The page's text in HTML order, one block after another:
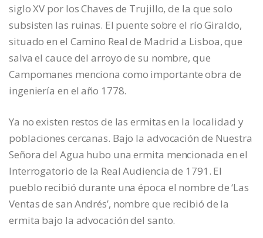
siglo XV por los Chaves de Trujillo, de la que solo
subsisten las ruinas. El puente sobre el río Giraldo,
situado en el Camino Real de Madrid a Lisboa, que
salva el cauce del arroyo de su nombre, que
Campomanes menciona como importante obra de
ingeniería en el año 1778.
Ya no existen restos de las ermitas en la localidad y
poblaciones cercanas. Bajo la advocación de Nuestra
Señora del Agua hubo una ermita mencionada en el
Interrogatorio de la Real Audiencia de 1791. El
pueblo recibió durante una época el nombre de ‘Las
Ventas de san Andrés’, nombre que recibió de la
ermita bajo la advocación del santo.